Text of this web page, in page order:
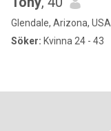
Glendale, Arizona, USA
Söker: Kvinna 24 - 43